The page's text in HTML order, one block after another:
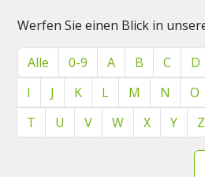
Werfen Sie einen Blick in
Alle 0-9 A B C D
I
J K L M N O
T
U V W X Y Z